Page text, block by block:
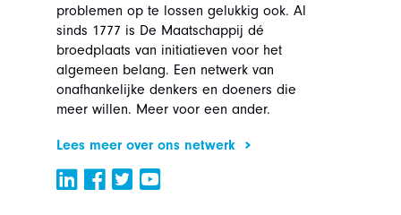
problemen op te lossen gelukkig ook. Al
sinds 1777 is De Maatschappij dé
broedplaats van initiatieven voor het
algemeen belang. Een netwerk van
onafhankelijke denkers en doeners die
meer willen. Meer voor een ander.
Lees meer over ons netwerk